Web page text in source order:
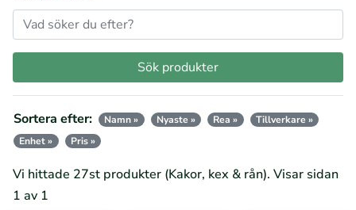
Sortera efter: Namn » Nyaste » Rea »
Tillverkare »
Enhet »
Pris »
Vi hittade 27st produkter (Kakor, kex & rån). Visar sidan
1 av 1